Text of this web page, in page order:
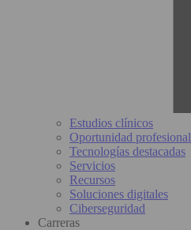
Estudios clínicos
Oportunidad profesional
Tecnologías destacadas
Servicios
Recursos
Soluciones digitales
Ciberseguridad
Carreras